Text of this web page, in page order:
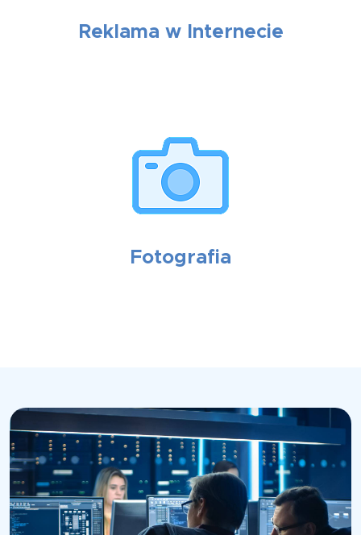
Reklama w Internecie
Fotografia